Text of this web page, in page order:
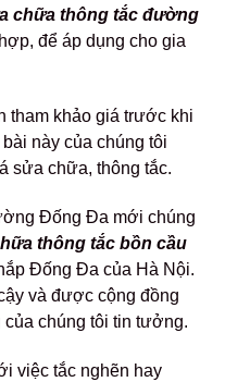
chữa thông tắc đường
để áp dụng cho gia
tham khảo giá trước khi
này của chúng tôi
sửa chữa, thông tắc.
Đống Đa mới chúng
thông tắc bồn cầu
Đống Đa của Hà Nội.
và được cộng đồng
chúng tôi tin tưởng.
việc tắc nghẽn hay